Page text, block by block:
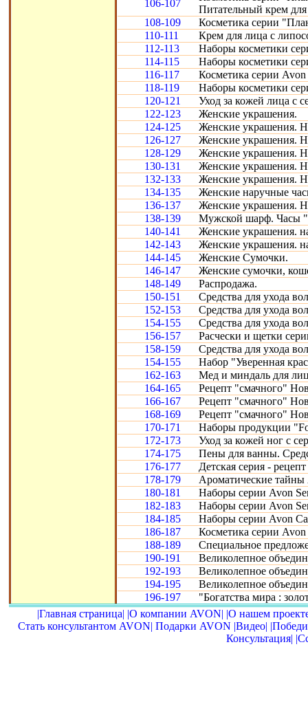
106-107
Питательный крем для
108-109
Косметика серии
110-111
Крем для лица с
112-113
Наборы косметики
114-115
Наборы косметики
116-117
Косметика серии Avon
118-119
Наборы косметики
120-121
Уход за кожей лица с
122-123
Женские украшения.
124-125
Женские украшения.
126-127
Женские украшения.
128-129
Женские украшения.
130-131
Женские украшения.
132-133
Женские украшения.
134-135
Женские наручные
136-137
Женские украшения.
138-139
Мужской шарф. Часы
140-141
Женские украшения.
142-143
Женские украшения.
144-145
Женские Сумочки.
146-147
Женские сумочки,
148-149
Распродажа.
150-151
Средства для ухода
152-153
Средства для ухода
154-155
Средства для ухода
156-157
Расчески и щетки
158-159
Средства для ухода
154-155
Набор "Уверенная
162-163
Мед и миндаль для
164-165
Рецепт "смачного"
166-167
Рецепт "смачного"
168-169
Рецепт "смачного"
170-171
Наборы продукции
172-173
Уход за кожей ног с
174-175
Пены для ванны.
176-177
Детская серия -
178-179
Ароматические тайны
180-181
Наборы серии Avon
182-183
Наборы серии Avon
184-185
Наборы серии Avon
186-187
Косметика серии Avon
188-189
Специальное
190-191
Великолепное
192-193
Великолепное
194-195
Великолепное
196-197
"Богатства мира :
|Главная страница| |О компании AVON| |О нашем
Стать консультантом AVON| Подарки AVON |Видео|
Консультация|